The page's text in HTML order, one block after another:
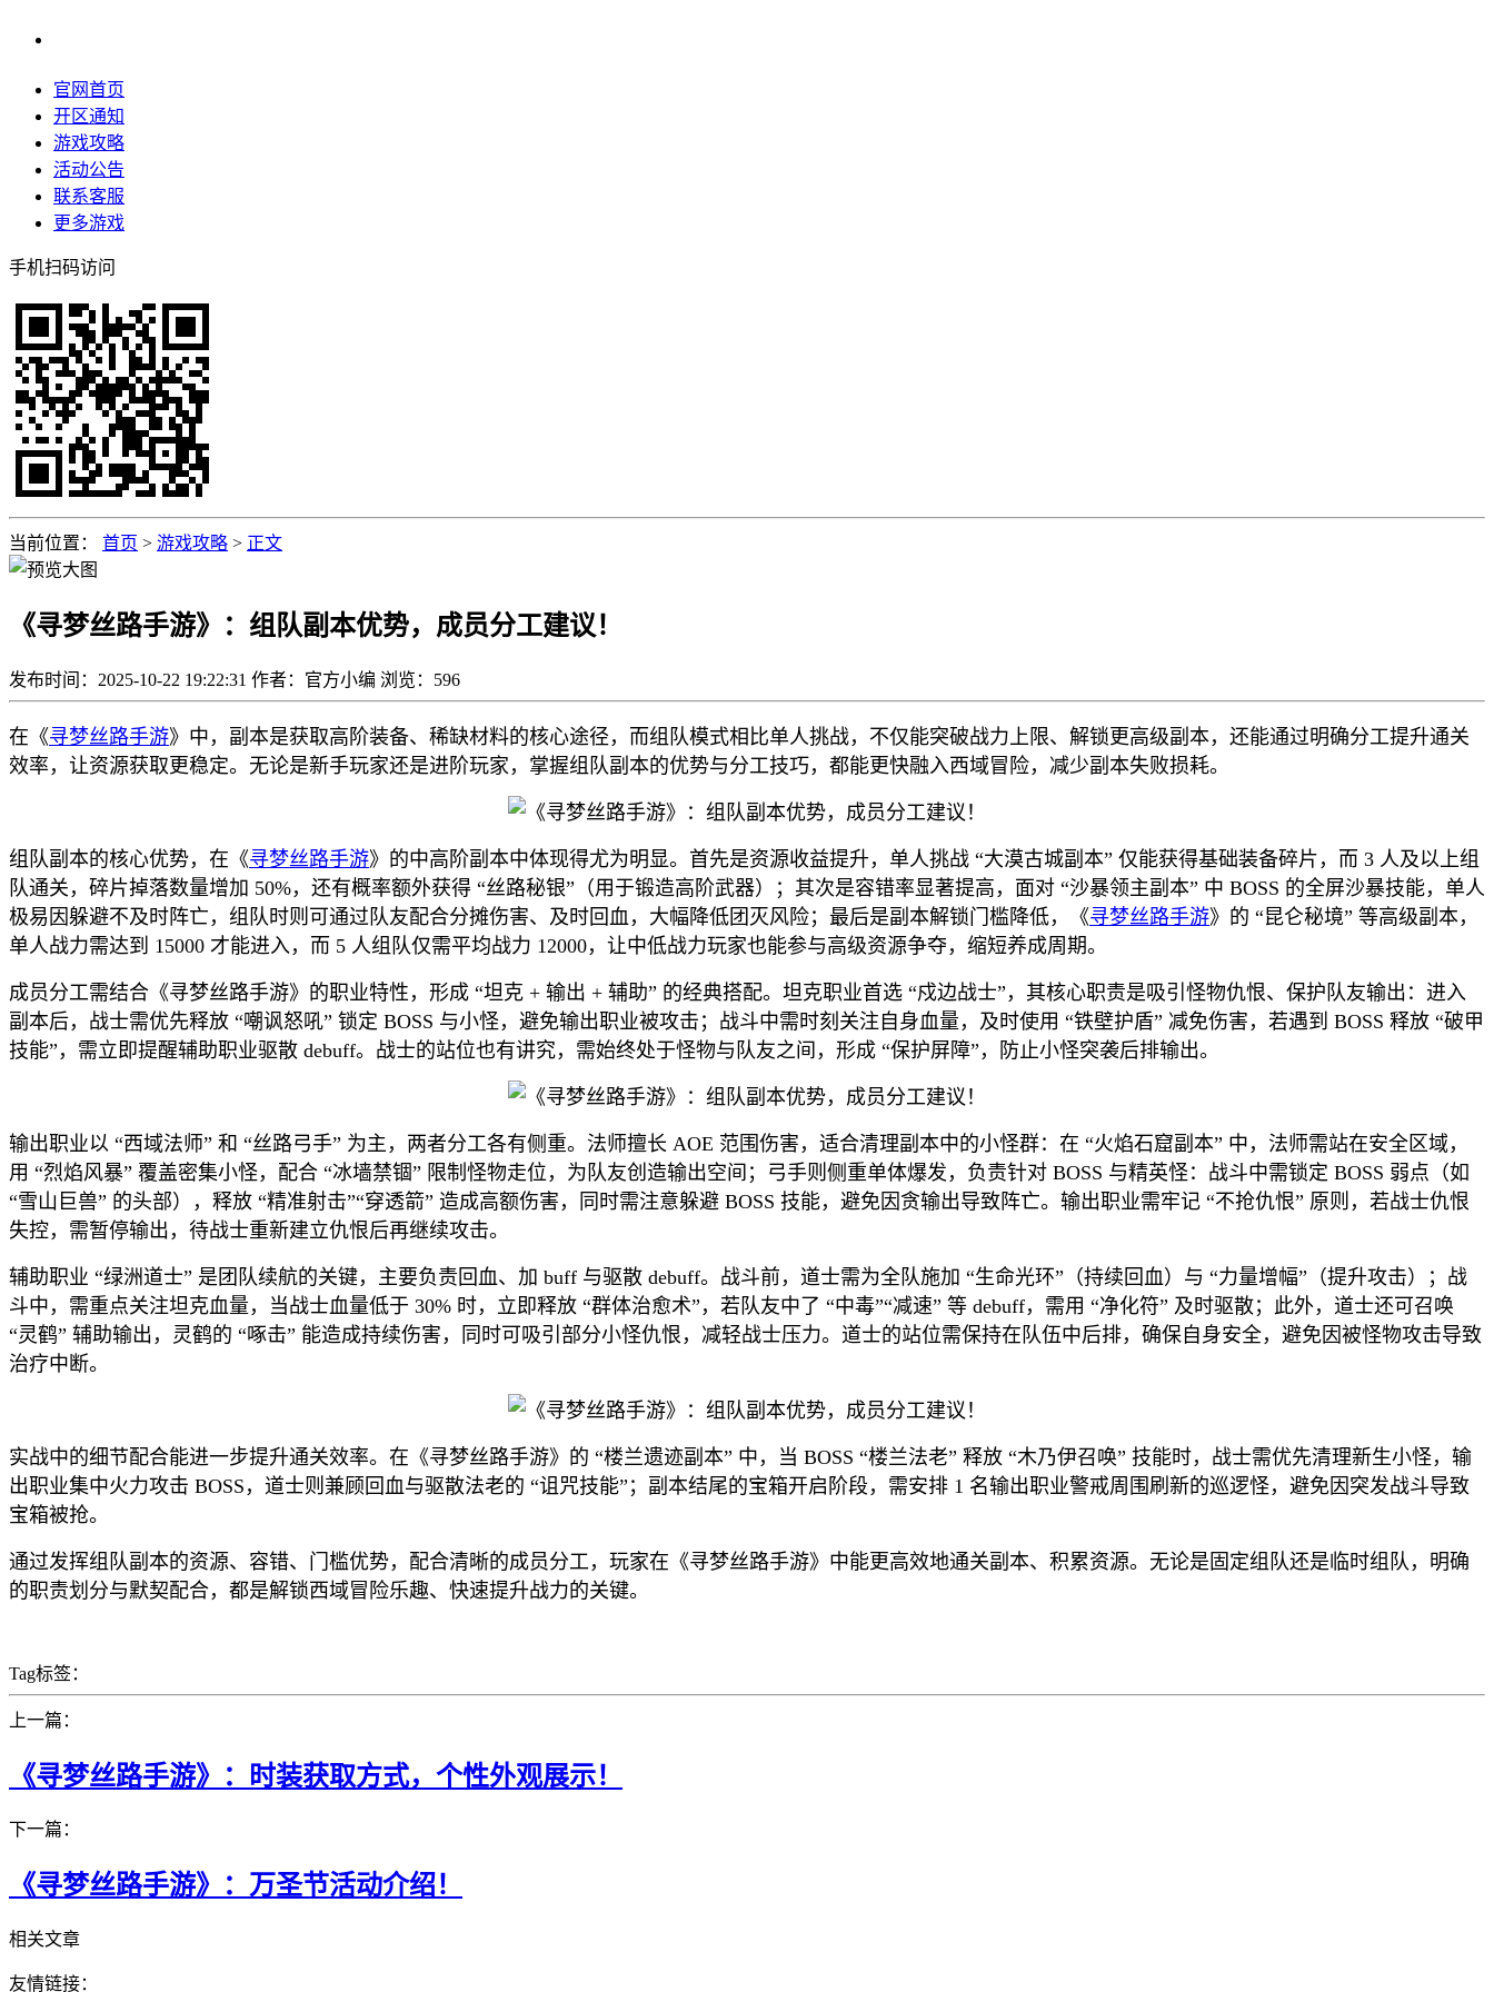
官网首页
开区通知
游戏攻略
活动公告
联系客服
更多游戏
手机扫码访问
当前位置： 首页 > 游戏攻略 > 正文
《寻梦丝路手游》：组队副本优势，成员分工建议！
发布时间：2025-10-22 19:22:31 作者：官方小编 浏览： 596
在《寻梦丝路手游》中，副本是获取高阶装备、稀缺材料的核心途径，而组队模式相比单人挑战，不仅能突破战力上限、解锁更高级副本，还能通过明确分工提升通关
效率，让资源获取更稳定。无论是新手玩家还是进阶玩家，掌握组队副本的优势与分工技巧，都能更快融入西域冒险，减少副本失败损耗。
组队副本的核心优势，在《寻梦丝路手游》的中高阶副本中体现得尤为明显。首先是资源收益提升，单人挑战 “大漠古城副本” 仅能获得基础装备碎片，而 3 人及以上组
队通关，碎片掉落数量增加 50%，还有概率额外获得 “丝路秘银”（用于锻造高阶武器）；其次是容错率显著提高，面对 “沙暴领主副本” 中 BOSS 的全屏沙暴技能，单人
极易因躲避不及时阵亡，组队时则可通过队友配合分摊伤害、及时回血，大幅降低团灭风险；最后是副本解锁门槛降低，《寻梦丝路手游》的 “昆仑秘境” 等高级副本，
单人战力需达到 15000 才能进入，而 5 人组队仅需平均战力 12000，让中低战力玩家也能参与高级资源争夺，缩短养成周期。
成员分工需结合《寻梦丝路手游》的职业特性，形成 “坦克 + 输出 + 辅助” 的经典搭配。坦克职业首选 “戍边战士”，其核心职责是吸引怪物仇恨、保护队友输出：进入
副本后，战士需优先释放 “嘲讽怒吼” 锁定 BOSS 与小怪，避免输出职业被攻击；战斗中需时刻关注自身血量，及时使用 “铁壁护盾” 减免伤害，若遇到 BOSS 释放 “破甲
技能”，需立即提醒辅助职业驱散 debuff。战士的站位也有讲究，需始终处于怪物与队友之间，形成 “保护屏障”，防止小怪突袭后排输出。
输出职业以 “西域法师” 和 “丝路弓手” 为主，两者分工各有侧重。法师擅长 AOE 范围伤害，适合清理副本中的小怪群：在 “火焰石窟副本” 中，法师需站在安全区域，
用 “烈焰风暴” 覆盖密集小怪，配合 “冰墙禁锢” 限制怪物走位，为队友创造输出空间；弓手则侧重单体爆发，负责针对 BOSS 与精英怪：战斗中需锁定 BOSS 弱点（如
“雪山巨兽” 的头部），释放 “精准射击”“穿透箭” 造成高额伤害，同时需注意躲避 BOSS 技能，避免因贪输出导致阵亡。输出职业需牢记 “不抢仇恨” 原则，若战士仇恨
失控，需暂停输出，待战士重新建立仇恨后再继续攻击。
辅助职业 “绿洲道士” 是团队续航的关键，主要负责回血、加 buff 与驱散 debuff。战斗前，道士需为全队施加 “生命光环”（持续回血）与 “力量增幅”（提升攻击）；战
斗中，需重点关注坦克血量，当战士血量低于 30% 时，立即释放 “群体治愈术”，若队友中了 “中毒”“减速” 等 debuff，需用 “净化符” 及时驱散；此外，道士还可召唤
“灵鹤” 辅助输出，灵鹤的 “啄击” 能造成持续伤害，同时可吸引部分小怪仇恨，减轻战士压力。道士的站位需保持在队伍中后排，确保自身安全，避免因被怪物攻击导致
治疗中断。
实战中的细节配合能进一步提升通关效率。在《寻梦丝路手游》的 “楼兰遗迹副本” 中，当 BOSS “楼兰法老” 释放 “木乃伊召唤” 技能时，战士需优先清理新生小怪，输
出职业集中火力攻击 BOSS，道士则兼顾回血与驱散法老的 “诅咒技能”；副本结尾的宝箱开启阶段，需安排 1 名输出职业警戒周围刷新的巡逻怪，避免因突发战斗导致
宝箱被抢。
通过发挥组队副本的资源、容错、门槛优势，配合清晰的成员分工，玩家在《寻梦丝路手游》中能更高效地通关副本、积累资源。无论是固定组队还是临时组队，明确
的职责划分与默契配合，都是解锁西域冒险乐趣、快速提升战力的关键。
Tag标签：
上一篇：
《寻梦丝路手游》：时装获取方式，个性外观展示！
下一篇：
《寻梦丝路手游》：万圣节活动介绍！
相关文章
友情链接：